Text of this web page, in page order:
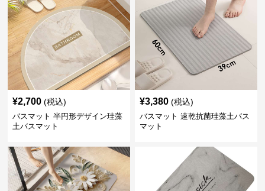
¥2,700 (税込)
バスマット 半円形デザイン珪藻
土バスマット
¥3,380 (税込)
バスマット 速乾抗菌珪藻土バス
マット